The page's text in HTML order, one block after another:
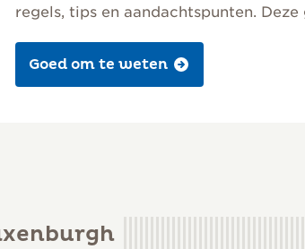
regels, tips en aandachtspunten.
Goed om te weten